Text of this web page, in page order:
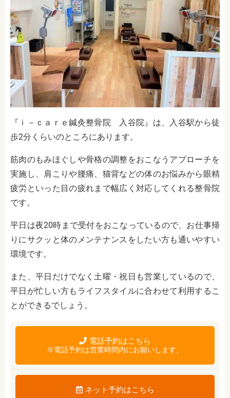
『ｉ－ｃａｒｅ鍼灸整骨院 入谷院』は、入谷駅から徒
歩2分くらいのところにあります。
筋肉のもみほぐしや骨格の調整をおこなうアプローチを
実施し、肩こりや腰痛、猫背などの体のお悩みから眼精
疲労といった目の疲れまで幅広く対応してくれる整骨院
です。
平日は夜20時まで受付をおこなっているので、お仕事帰
りにサクッと体のメンテナンスをしたい方も通いやすい
環境です。
また、平日だけでなく土曜・祝日も営業しているので、
平日が忙しい方もライフスタイルに合わせて利用するこ
とができるでしょう。
電話予約はこちら
※電話予約は営業時間内にお願いします。
ネット予約はこちら